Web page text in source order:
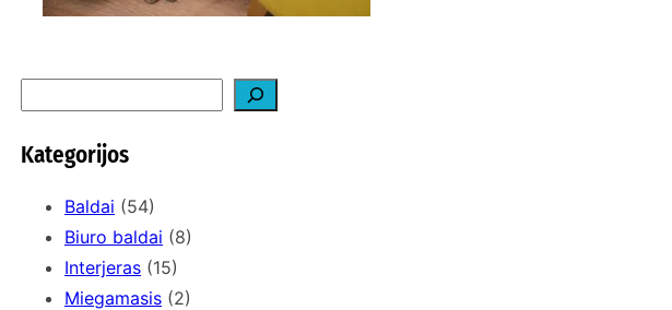
e
a
r
Kategorijos
Baldai (54)
Biuro baldai (8)
Interjeras (15)
Miegamasis (2)